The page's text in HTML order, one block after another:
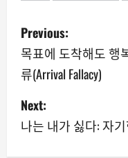
P
o
s
t
n
Previous:
목표에 도착해도 행
류(Arrival Fallacy)
Next:
나는 내가 싫다: 자